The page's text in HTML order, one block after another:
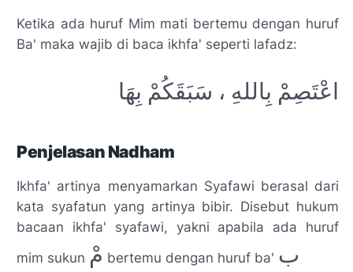
Ketika ada huruf Mim mati bertemu dengan huruf
Ba' maka wajib di baca ikhfa' seperti lafadz:
اعْتَصِمْ بِاللهِ ، سَبَقَکُمْ بِهَا
Penjelasan Nadham
Ikhfa' artinya menyamarkan Syafawi berasal dari
kata syafatun yang artinya bibir. Disebut hukum
bacaan ikhfa' syafawi, yakni apabila ada huruf
mim sukun مْ bertemu dengan huruf ba' ب